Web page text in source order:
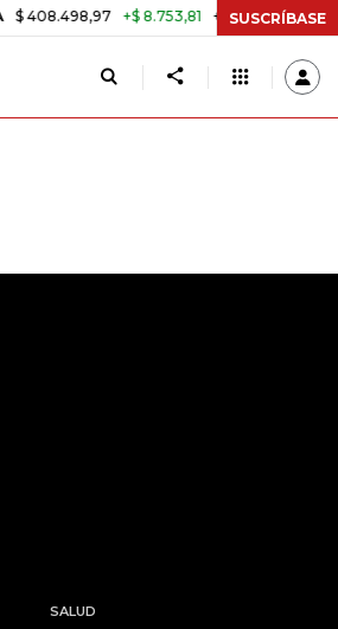
+$ 8.753,81 +2,19% TASA DE
SUSCRÍBASE
SALUD